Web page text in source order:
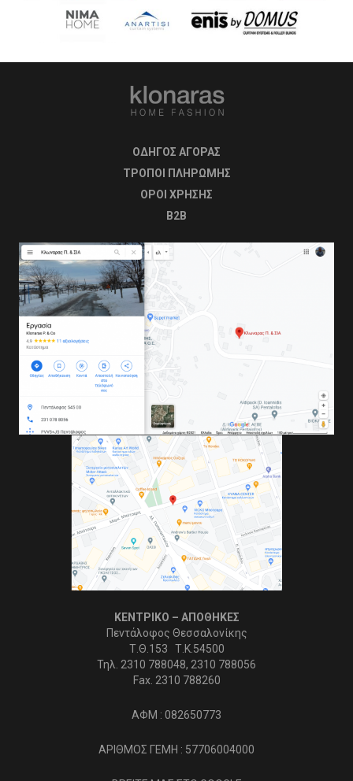
ΟΔΗΓΟΣ ΑΓΟΡΑΣ
ΤΡΟΠΟΙ ΠΛΗΡΩΜΗΣ
OΡΟΙ ΧΡΗΣΗΣ
B2B
ΚΕΝΤΡΙΚΟ – ΑΠΟΘΗΚΕΣ
Πεντάλοφος Θεσσαλονίκης
Τ.Θ.153 Τ.Κ.54500
Τηλ. 2310 788048, 2310 788056
Fax. 2310 788260
ΑΦΜ : 082650773
ΑΡΙΘΜΟΣ ΓΕΜΗ : 57706004000